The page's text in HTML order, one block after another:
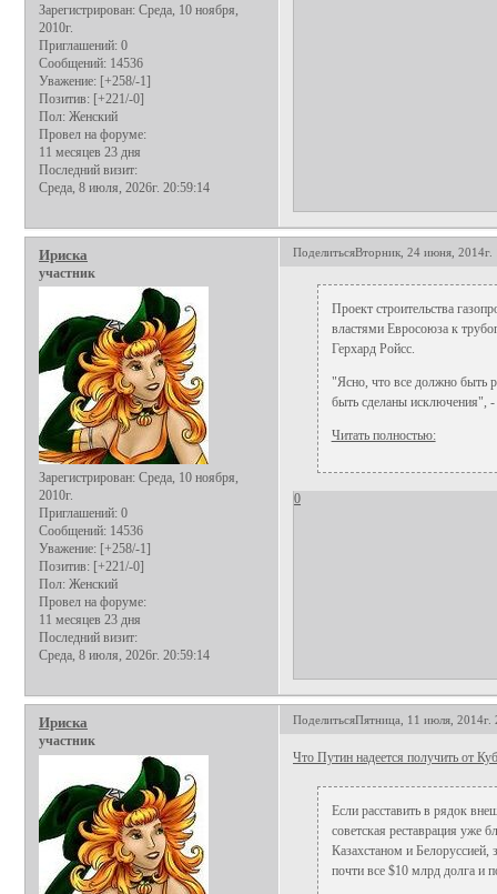
Зарегистрирован: Среда, 10 ноября,
2010г.
Приглашений: 0
Сообщений: 14536
Уважение: [+258/-1]
Позитив: [+221/-0]
Пол: Женский
Провел на форуме:
11 месяцев 23 дня
Последний визит:
Среда, 8 июля, 2026г. 20:59:14
ПоделитьсяВторник, 24 июня, 2014г.
Ириска
участник
Зарегистрирован: Среда, 10 ноября,
2010г.
Приглашений: 0
Сообщений: 14536
Уважение: [+258/-1]
Позитив: [+221/-0]
Пол: Женский
Провел на форуме:
11 месяцев 23 дня
Последний визит:
Среда, 8 июля, 2026г. 20:59:14
Проект строительства
властями Евросоюза к
Герхард Ройсс.
"Ясно, что все должно быть
быть сделаны исключения",
Читать полностью:
0
ПоделитьсяПятница, 11 июля, 2014г.
Ириска
участник
Что Путин надеется получить от
Если расставить в рядок
советская реставрация уже
Казахстаном и Белоруссией,
почти все $10 млрд долга и